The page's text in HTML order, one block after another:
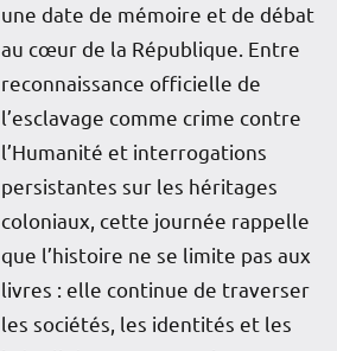
une date de mémoire et de débat
au cœur de la République. Entre
reconnaissance officielle de
l’esclavage comme crime contre
l’Humanité et interrogations
persistantes sur les héritages
coloniaux, cette journée rappelle
que l’histoire ne se limite pas aux
livres : elle continue de traverser
les sociétés, les identités et les